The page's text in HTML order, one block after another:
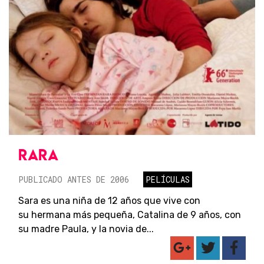
RARA
PUBLICADO ANTES DE 2006
PELÍCULAS
Sara es una niña de 12 años que vive con
su hermana más pequeña, Catalina de 9 años, con
su madre Paula, y la novia de...